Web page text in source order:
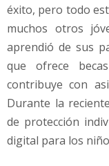
éxito, pero todo
muchos otros
aprendió de sus
que ofrece
contribuye con
Durante la
de protección
digital para los